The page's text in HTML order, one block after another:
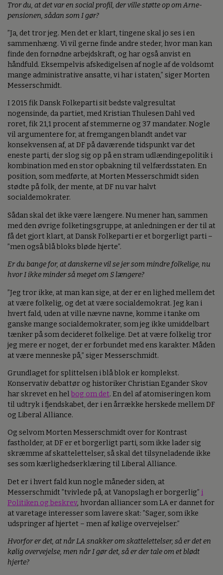
Tror du, at det var en social profil, der ville støtte op om Arne-
pensionen, sådan som I gør?
”Ja, det tror jeg. Men det er klart, tingene skal jo ses i en
sammenhæng. Vi vil gerne finde andre steder, hvor man kan
finde den fornødne arbejdskraft, og har også anvist en
håndfuld. Eksempelvis afskedigelsen af nogle af de voldsomt
mange administrative ansatte, vi har i staten,” siger Morten
Messerschmidt.
I 2015 fik Dansk Folkeparti sit bedste valgresultat
nogensinde, da partiet, med Kristian Thulesen Dahl ved
roret, fik 21,1 procent af stemmerne og 37 mandater. Nogle
vil argumentere for, at fremgangen blandt andet var
konsekvensen af, at DF på daværende tidspunkt var det
eneste parti, der slog sig op på en stram udlændingepolitik i
kombination med en stor opbakning til velfærdsstaten. En
position, som medførte, at Morten Messerschmidt siden
stødte på folk, der mente, at DF nu var halvt
socialdemokrater.
Sådan skal det ikke være længere. Nu mener han, sammen
med den øvrige folketingsgruppe, at anledningen er der til at
få det gjort klart, at Dansk Folkeparti er et borgerligt parti –
”men også blå bloks bløde hjerte”.
Er du bange for, at danskerne vil se jer som mindre folkelige, nu
hvor I ikke minder så meget om S længere?
”Jeg tror ikke, at man kan sige, at der er en lighed mellem det
at være folkelig, og det at være socialdemokrat. Jeg kan i
hvert fald, uden at ville nævne navne, komme i tanke om
ganske mange socialdemokrater, som jeg ikke umiddelbart
tænker på som decideret folkelige. Det at være folkelig tror
jeg mere er noget, der er forbundet med ens karakter. Måden
at være menneske på,” siger Messerschmidt.
Grundlaget for splittelsen i blå blok er komplekst.
Konservativ debattør og historiker Christian Egander Skov
har skrevet en helbog om det. En del af atomiseringen kom
til udtryk i fjendskabet, der i en årrække herskede mellem DF
og Liberal Alliance.
Og selvom Morten Messerschmidt over for Kontrast
fastholder, at DF er et borgerligt parti, som ikke lader sig
skræmme af skattelettelser, så skal det tilsyneladende ikke
ses som kærlighedserklæring til Liberal Alliance.
Det er i hvert fald kun nogle måneder siden, at
Messerschmidt ”tvivlede på, at Vanopslagh er borgerlig” i
Politiken og beskrev, hvordan alliancer som LA er dannet for
at varetage interesser som lavere skat: ”Sager, som ikke
udspringer af hjertet – men af kølige overvejelser.”
Hvorfor er det, at når LA snakker om skattelettelser, så er det en
kølig overvejelse, men når I gør det, så er der tale om et blødt
hjerte?